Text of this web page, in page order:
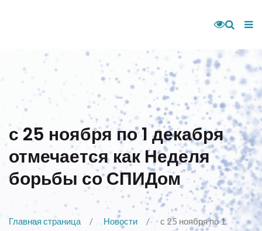
с 25 ноября по 1 декабря
отмечается как Неделя
борьбы со СПИДом
Главная страница Новости
с 25 ноября по 1